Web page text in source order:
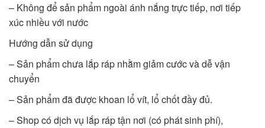
– Không để sản phẩm ngoài ánh nắng trực tiếp, nơi tiếp
xúc nhiều với nước
Hướng dẫn sử dụng
– Sản phẩm chưa lắp ráp nhằm giảm cước và dễ vận
chuyển
– Sản phẩm đã được khoan lổ vít, lổ chốt đầy đủ.
– Shop có dịch vụ lắp ráp tận nơi (có phát sinh phí),